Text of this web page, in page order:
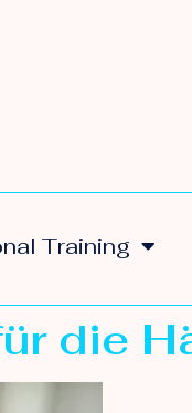
Training
die